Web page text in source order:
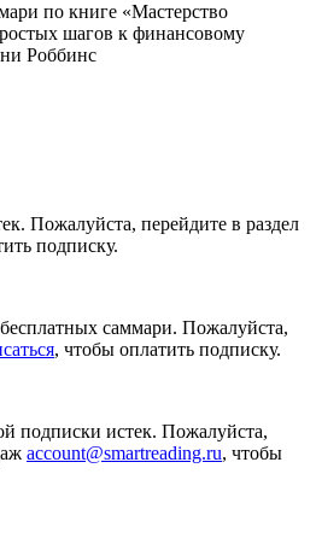
по книге «Мастерство
шагов к финансовому
Роббинс
Пожалуйста, перейдите в раздел
подписку.
саммари. Пожалуйста,
, чтобы оплатить подписку.
подписки истек. Пожалуйста,
account@smartreading.ru, чтобы